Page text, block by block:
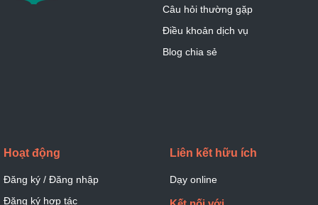
Câu hỏi thường gặp
Điều khoản dịch vụ
Blog chia sẻ
Hoạt động
Đăng ký / Đăng nhập
Đăng ký hợp tác
Liên kết hữu ích
Dạy online